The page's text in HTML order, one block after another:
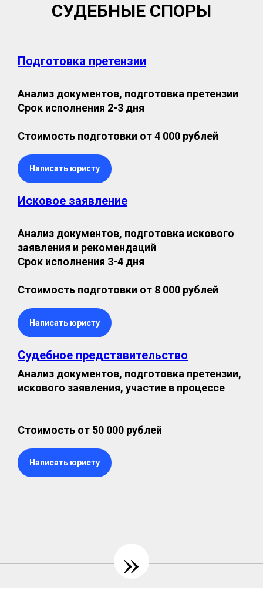
СУДЕБНЫЕ СПОРЫ
Подготовка претензии
Анализ документов, подготовка претензии
Срок исполнения 2-3 дня
Стоимость подготовки от 4 000 рублей
Написать юристу
Исковое заявление
Анализ документов, подготовка искового
заявления и рекомендаций
Срок исполнения 3-4 дня
Стоимость подготовки от 8 000 рублей
Написать юристу
Судебное представительство
Анализ документов, подготовка претензии,
искового заявления, участие в процессе
Стоимость от 50 000 рублей
Написать юристу
»